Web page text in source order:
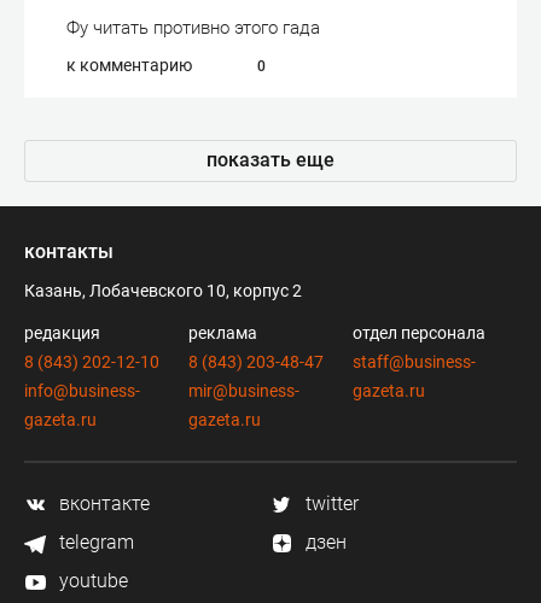
Фу читать противно этого гада
к комментарию 0
показать еще
контакты
Казань, Лобачевского 10, корпус 2
редакция
8 (843) 202-12-10
info@business-
gazeta.ru
реклама
8 (843) 203-48-47
mir@business-
gazeta.ru
отдел персонала
staff@business-
gazeta.ru
вконтакте
twitter
telegram
дзен
youtube